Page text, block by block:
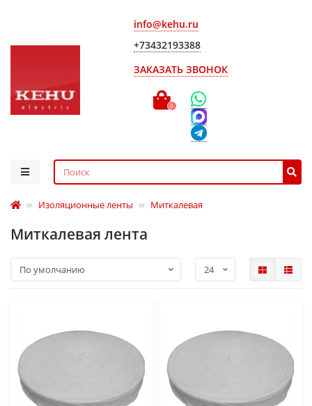
info@kehu.ru
+73432193388
ЗАКАЗАТЬ ЗВОНОК
0
Изоляционные ленты Миткалевая
Миткалевая лента